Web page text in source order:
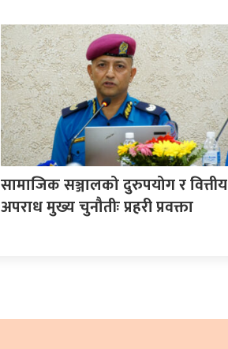
सामाजिक सञ्जालको दुरुपयोग र वित्तीय
अपराध मुख्य चुनौतीः प्रहरी प्रवक्ता